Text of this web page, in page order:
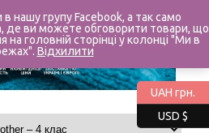
UAH грн.
USD $
нашу групу Facebook, а так само
де ви можете обговорити товари, що
на головній сторінці у колонці "Ми в
Відхилити